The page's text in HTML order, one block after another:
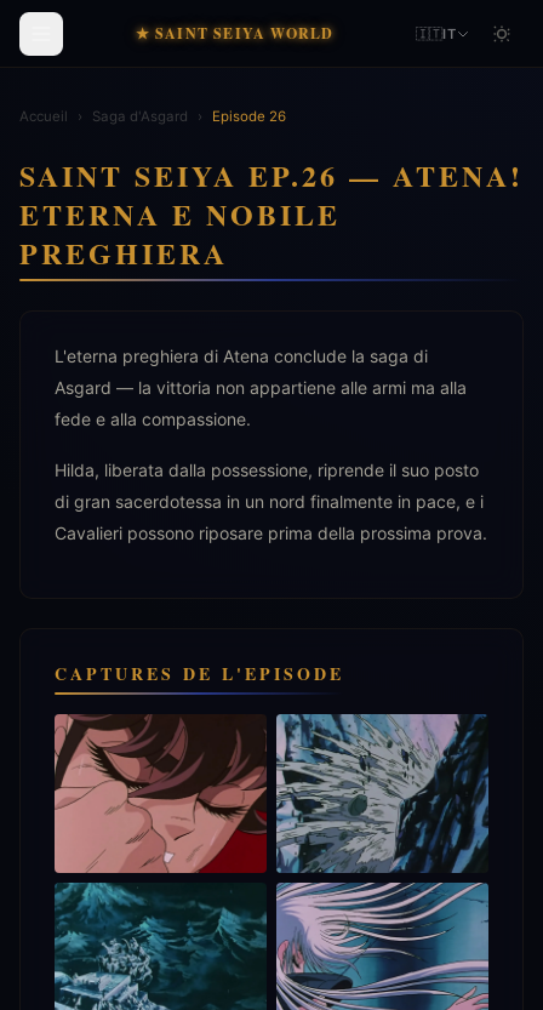
★ SAINT SEIYA WORLD 🇮🇹IT
Accueil › Saga d'Asgard › Episode 26
SAINT SEIYA EP.26 — ATENA!
ETERNA E NOBILE
PREGHIERA
L'eterna preghiera di Atena conclude la saga di
Asgard — la vittoria non appartiene alle armi ma alla
fede e alla compassione.
Hilda, liberata dalla possessione, riprende il suo posto
di gran sacerdotessa in un nord finalmente in pace, e i
Cavalieri possono riposare prima della prossima prova.
CAPTURES DE L'EPISODE